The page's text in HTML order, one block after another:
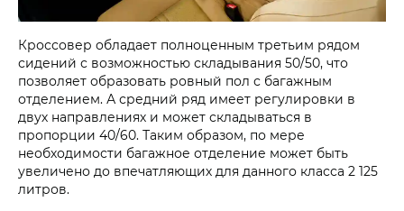
Кроссовер обладает полноценным третьим рядом
сидений с возможностью складывания 50/50, что
позволяет образовать ровный пол с багажным
отделением. А средний ряд имеет регулировки в
двух направлениях и может складываться в
пропорции 40/60. Таким образом, по мере
необходимости багажное отделение может быть
увеличено до впечатляющих для данного класса 2 125
литров.